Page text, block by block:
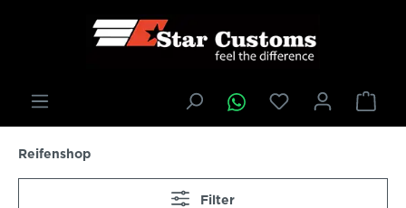
springen
Reifenshop
Filter